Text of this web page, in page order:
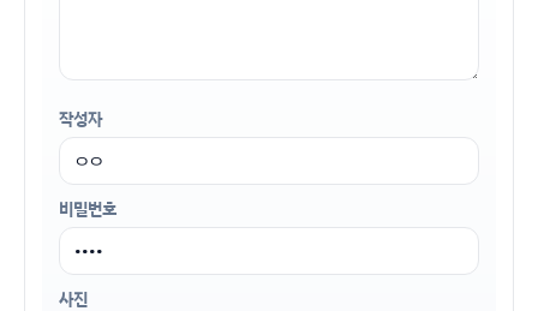
작성자
비밀번호
사진